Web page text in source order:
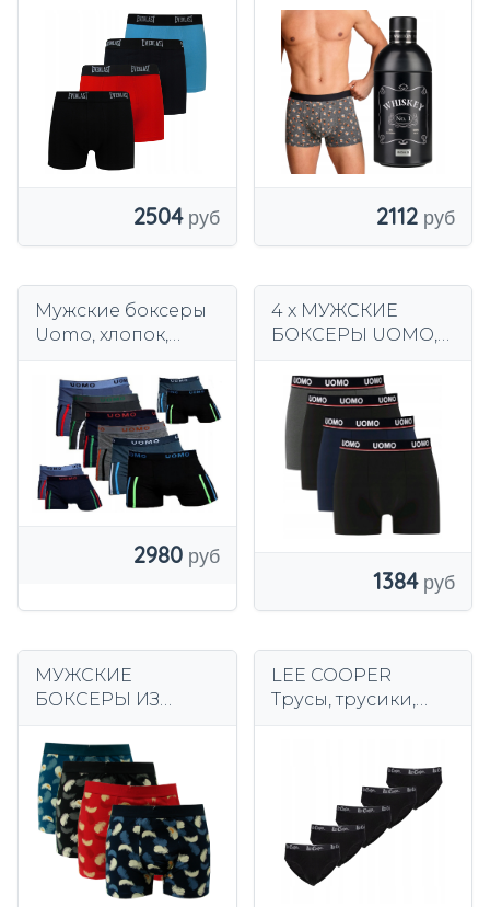
2504 2112
Мужские боксеры
Uomo, хлопок,
полоски, 10 шт.
2980
4 x МУЖСКИЕ
БОКСЕРЫ UOMO,
ХЛОПКОВОГО
МЕГА
КОМФОРТНОГО
ХЛОПКА
1384
МУЖСКИЕ
БОКСЕРЫ ИЗ
ХL B5112
LEE COOPER
Трусы, трусики,